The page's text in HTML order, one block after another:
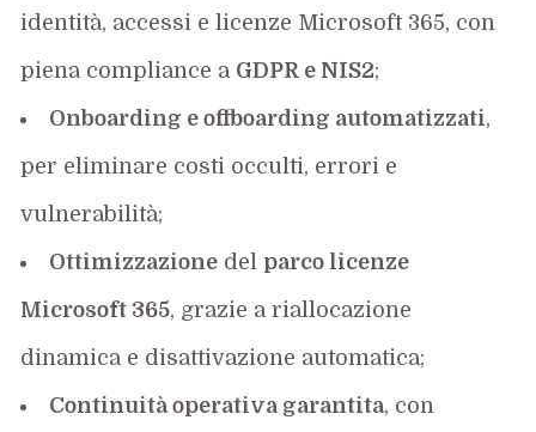
identità, accessi e licenze Microsoft 365, con
piena compliance a GDPR e NIS2;
Onboarding e offboarding automatizzati,
per eliminare costi occulti, errori e
vulnerabilità;
Ottimizzazione del parco licenze
Microsoft 365, grazie a riallocazione
dinamica e disattivazione automatica;
Continuità operativa garantita, con